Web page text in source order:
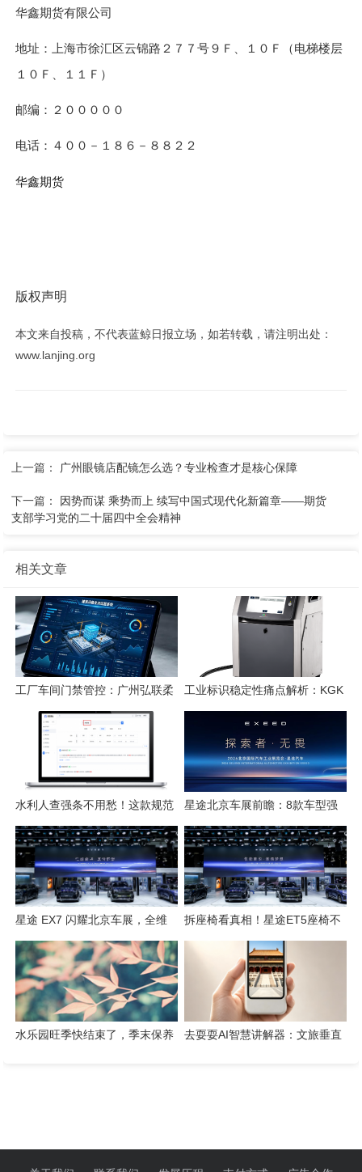
华鑫期货有限公司
地址：上海市徐汇区云锦路 ２７７号９Ｆ １０Ｆ
（电梯楼层
１０Ｆ
１１Ｆ ）
邮编： ２０００００
电话： ４００－１８６－８８２２
华鑫期货
版权声明
本文来自投稿，不代表蓝鲸日报立场，如若转载，请注明出处：
www.lanjing.org
上一篇： 广州眼镜店配镜怎么选？专业检查才是核心保障
下一篇： 因势而谋 乘势而上 续写中国式现代化新篇章——期货
支部学习党的二十届四中全会精神
相关文章
工厂车间门禁管控：广州弘联柔
性方案解析
工业标识稳定性痛点解析：KGK
水利人查强条不用愁！这款规范
检索工具一键搞定
星途北京车展前瞻：8款车型强
势集结，开启3.0性能豪华探索
新姿态
星途 EX7 闪耀北京车展，全维
硬核实力解锁“陆上专机”出行新
体验
拆座椅看真相！星途ET5座椅不
只是舒适，技术藏满诚意
水乐园旺季快结束了，季末保养
去耍耍AI智慧讲解器：文旅垂直